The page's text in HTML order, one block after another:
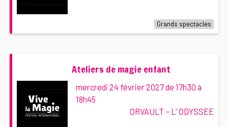
Grands spectacles
Ateliers de magie enfant
mercredi 24 février 2027 de 17h30 à
18h45
ORVAULT − L' ODYSSEE